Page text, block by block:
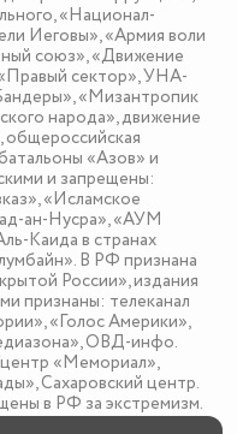
«Национал-
Иеговы», «Армия воли
союз», «Движение
сектор», УНА-
«Мизантропик
народа», движение
«Азов» и
и запрещены:
«Исламское
ан-Нусра», «АУМ
Каида в странах
В РФ признана
России», издания
признаны: телеканал
«Голос Америки»,
ОВД-инфо.
«Мемориал»,
Сахаровский центр.
в РФ за экстремизм.